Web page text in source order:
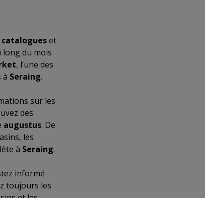
catalogueset
long du mois
, l’une des
à Seraing.
sur les
des
augustus. De
les
à Seraing.
informé
toujours les